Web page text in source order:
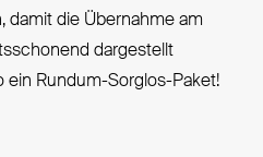
damit die Übernahme am
dargestellt
ein Rundum-Sorglos-Paket!